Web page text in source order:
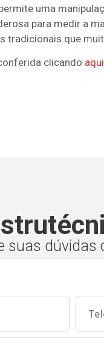
uma
para medir a
tradicionais que
clicando aqui
suas